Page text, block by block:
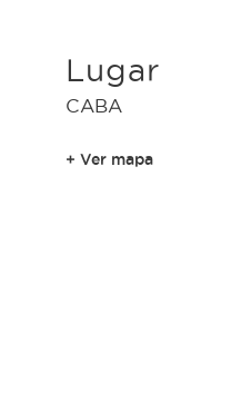
Lugar
CABA
+ Ver mapa